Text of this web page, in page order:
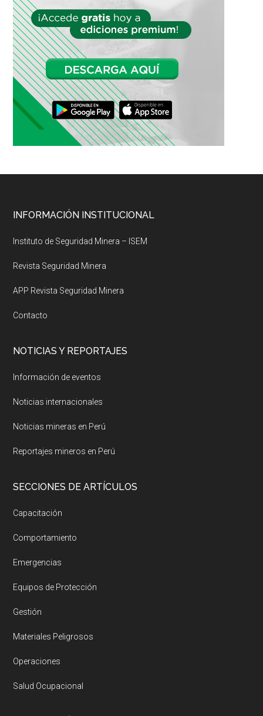
Footer
INFORMACIÓN INSTITUCIONAL
Instituto de Seguridad Minera – ISEM
Revista Seguridad Minera
APP Revista Seguridad Minera
Contacto
NOTICIAS Y REPORTAJES
Información de eventos
Noticias internacionales
Noticias mineras en Perú
Reportajes mineros en Perú
SECCIONES DE ARTÍCULOS
Capacitación
Comportamiento
Emergencias
Equipos de Protección
Gestión
Materiales Peligrosos
Operaciones
Salud Ocupacional